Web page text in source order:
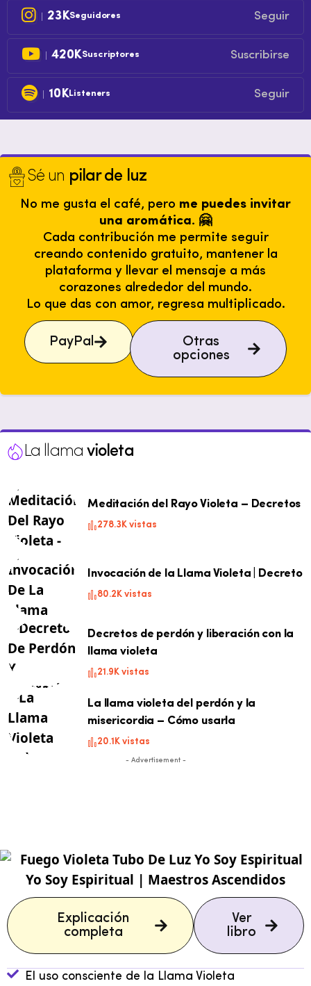
23KSeguidores Seguir
420KSuscriptores Suscribirse
10KListeners Seguir
Sé un pilar de luz
No me gusta el café, pero me puedes invitar
una aromática. 🤗
Cada contribución me permite seguir
creando contenido gratuito, mantener la
plataforma y llevar el mensaje a más
corazones alrededor del mundo.
Lo que das con amor, regresa multiplicado.
PayPal
Otras
opciones
La llama violeta
Meditación del Rayo Violeta – Decretos
278.3K vistas
Invocación de la Llama Violeta | Decreto
80.2K vistas
Decretos de perdón y liberación con la
llama violeta
21.9K vistas
La llama violeta del perdón y la
misericordia – Cómo usarla
20.1K vistas
- Advertisement -
El uso consciente de la Llama Violeta
Explicación
completa
Ver
libro